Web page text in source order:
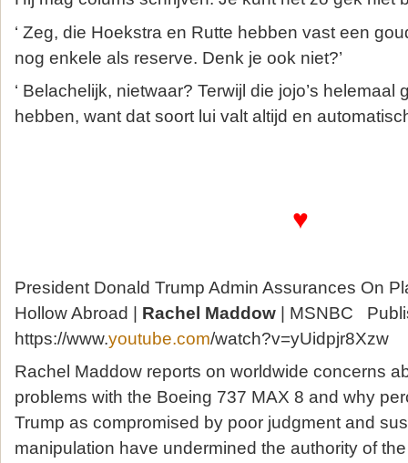
‘ Zeg, die Hoekstra en Rutte hebben vast een
nog enkele als reserve. Denk je ook niet?’
‘ Belachelijk, nietwaar? Terwijl die jojo’s
hebben, want dat soort lui valt altijd en
♥
President Donald Trump Admin Assurances On
Hollow Abroad | Rachel Maddow | MSNBC
https://www.youtube.com/watch?v=yUidpjr8Xzw
Rachel Maddow reports on worldwide concerns
problems with the Boeing 737 MAX 8 and why
Trump as compromised by poor judgment and
manipulation have undermined the authority of